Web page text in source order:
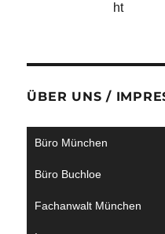
ht
ÜBER UNS /
Büro München
Büro Buchloe
Fachanwalt München